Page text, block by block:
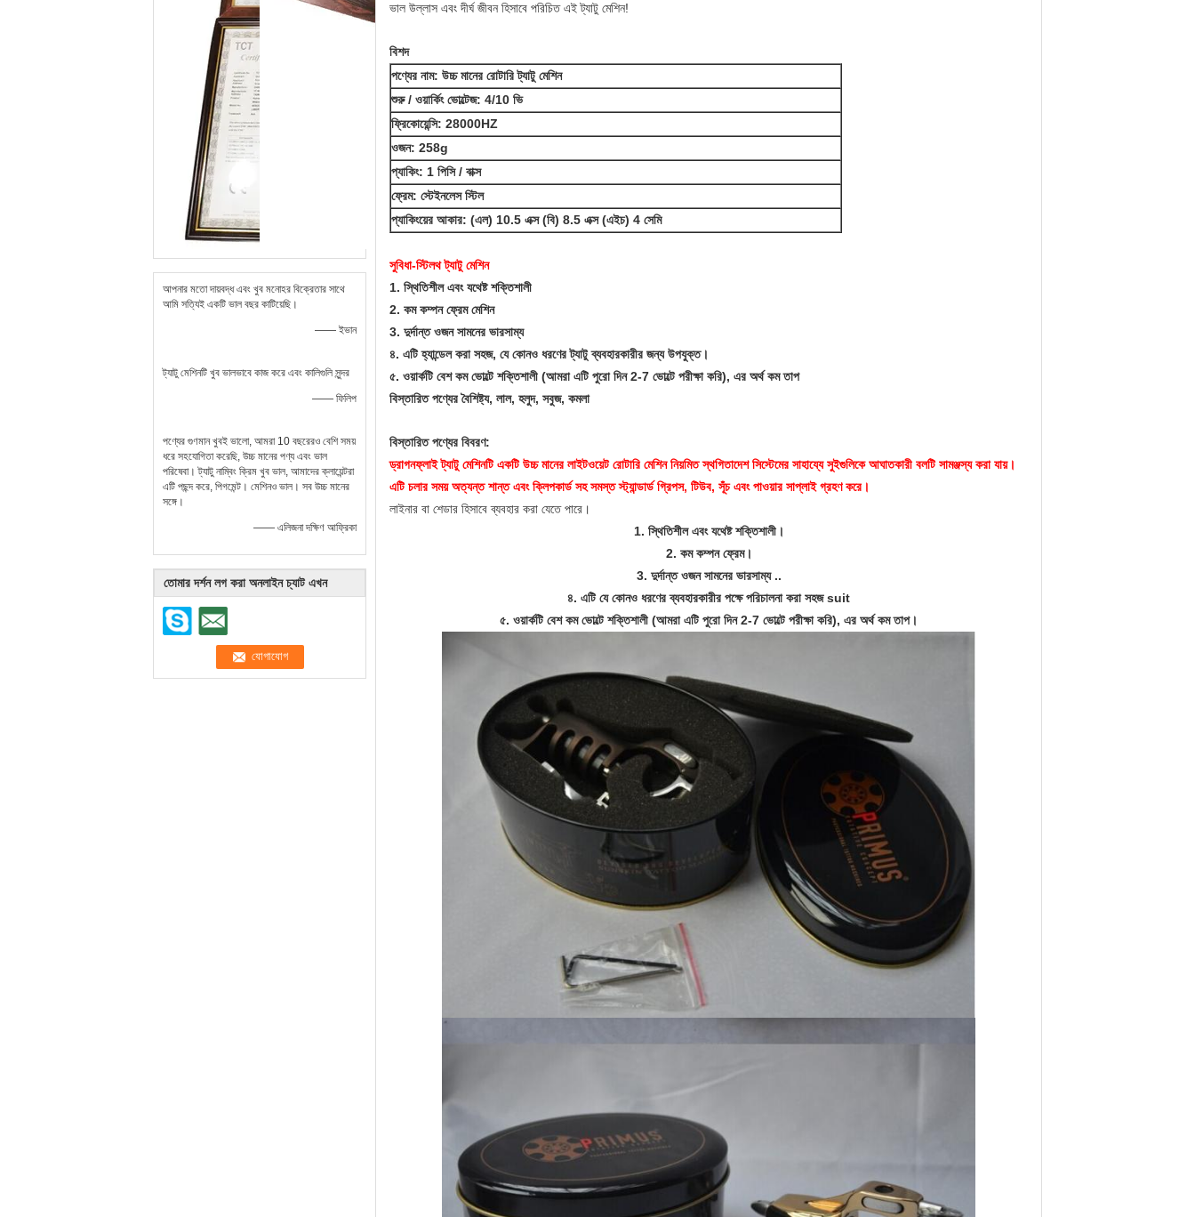
আপনার মতো দায়বদ্ধ এবং খুব মনোহর বিক্রেতার সাথে
আমি সত্যিই একটি ভাল বছর কাটিয়েছি।
—— ইভান
ট্যাটু মেশিনটি খুব ভালভাবে কাজ করে এবং কালিগুলি সুন্দর
—— ফিলিপ
পণ্যের গুণমান খুবই ভালো, আমরা 10 বছরেরও বেশি সময়
ধরে সহযোগিতা করেছি, উচ্চ মানের পণ্য এবং ভাল
পরিষেবা। ট্যাটু নাম্বিং ক্রিম খুব ভাল, আমাদের ক্লায়েন্টরা
এটি পছন্দ করে, পিগমেন্ট। মেশিনও ভাল। সব উচ্চ মানের
সঙ্গে।
—— এলিজনা দক্ষিণ আফ্রিকা
তোমার দর্শন লগ করা অনলাইন চ্যাট এখন
ভাল উল্লাস এবং দীর্ঘ জীবন হিসাবে পরিচিত এই ট্যাটু মেশিন!
বিশদ
পণ্যের নাম: উচ্চ মানের রোটারি ট্যাটু মেশিন
শুরু / ওয়ার্কিং ভোল্টেজ: 4/10 ভি
ফ্রিকোয়েন্সি: 28000HZ
ওজন: 258g
প্যাকিং: 1 পিসি / বাক্স
ফ্রেম: স্টেইনলেস স্টিল
প্যাকিংয়ের আকার: (এল) 10.5 এক্স (বি) 8.5 এক্স (এইচ) 4 সেমি
সুবিধা-স্টিলথ ট্যাটু মেশিন
1. স্থিতিশীল এবং যথেষ্ট শক্তিশালী
2. কম কম্পন ফ্রেম মেশিন
3. দুর্দান্ত ওজন সামনের ভারসাম্য
৪. এটি হ্যান্ডেল করা সহজ, যে কোনও ধরণের ট্যাটু ব্যবহারকারীর জন্য উপযুক্ত।
৫. ওয়ার্কটি বেশ কম ভোল্টে শক্তিশালী (আমরা এটি পুরো দিন 2-7 ভোল্টে পরীক্ষা করি), এর অর্থ কম তাপ
বিস্তারিত পণ্যের বৈশিষ্ট্য, লাল, হলুদ, সবুজ, কমলা
বিস্তারিত পণ্যের বিবরণ:
ড্রাগনফ্লাই ট্যাটু মেশিনটি একটি উচ্চ মানের লাইটওয়েট রোটারি মেশিননিয়মিত স্থগিতাদেশ সিস্টেমের সাহায্যে সুইগুলিকে আঘাতকারী বলটি সামঞ্জস্য করা যায়।
এটি চলার সময় অত্যন্ত শান্ত এবং ক্লিপকার্ড সহ সমস্ত স্ট্যান্ডার্ড গ্রিপস, টিউব, সূঁচ এবং পাওয়ার সাপ্লাই গ্রহণ করে।
লাইনার বা শেডার হিসাবে ব্যবহার করা যেতে পারে।
1. স্থিতিশীল এবং যথেষ্ট শক্তিশালী।
2. কম কম্পন ফ্রেম।
3. দুর্দান্ত ওজন সামনের ভারসাম্য ..
৪. এটি যে কোনও ধরণের ব্যবহারকারীর পক্ষে পরিচালনা করা সহজ suit
৫. ওয়ার্কটি বেশ কম ভোল্টে শক্তিশালী (আমরা এটি পুরো দিন 2-7 ভোল্টে পরীক্ষা করি), এর অর্থ কম তাপ।